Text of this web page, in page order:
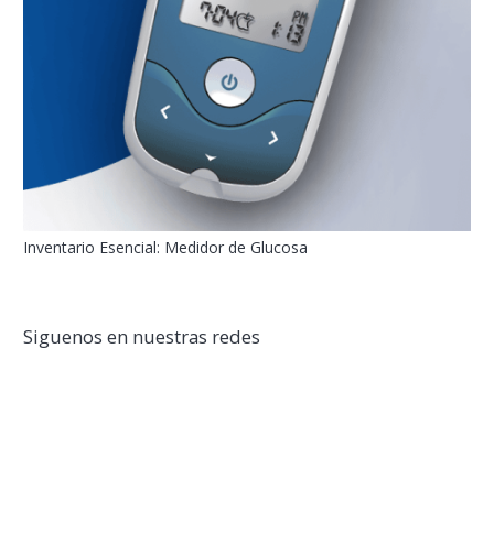
Inventario Esencial: Medidor de Glucosa
Siguenos en nuestras redes